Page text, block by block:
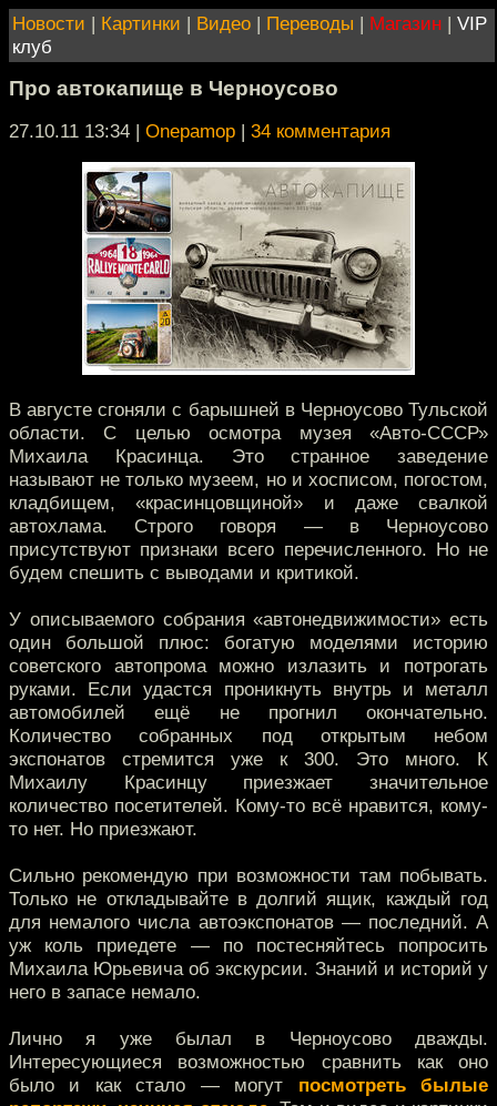
Новости | Картинки | Видео | Переводы | Магазин | VIP
клуб
Про автокапище в Черноусово
27.10.11 13:34 | Onepamop | 34 комментария
В августе сгоняли с барышней в Черноусово Тульской
области. С целью осмотра музея «Авто-СССР»
Михаила Красинца. Это странное заведение
называют не только музеем, но и хосписом, погостом,
кладбищем, «красинцовщиной» и даже свалкой
автохлама. Строго говоря — в Черноусово
присутствуют признаки всего перечисленного. Но не
будем спешить с выводами и критикой.
У описываемого собрания «автонедвижимости» есть
один большой плюс: богатую моделями историю
советского автопрома можно излазить и потрогать
руками. Если удастся проникнуть внутрь и металл
автомобилей ещё не прогнил окончательно.
Количество собранных под открытым небом
экспонатов стремится уже к 300. Это много. К
Михаилу Красинцу приезжает значительное
количество посетителей. Кому-то всё нравится, кому-
то нет. Но приезжают.
Сильно рекомендую при возможности там побывать.
Только не откладывайте в долгий ящик, каждый год
для немалого числа автоэкспонатов — последний. А
уж коль приедете — по постесняйтесь попросить
Михаила Юрьевича об экскурсии. Знаний и историй у
него в запасе немало.
Лично я уже былал в Черноусово дважды.
Интересующиеся возможностью сравнить как оно
было и как стало — могут посмотреть былые